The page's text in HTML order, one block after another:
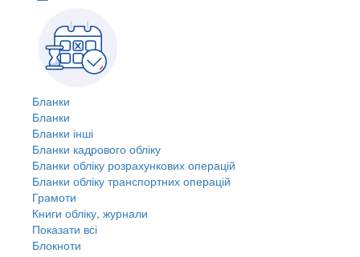
Бланки
Бланки
Бланки інші
Бланки кадрового обліку
Бланки обліку розрахункових операцій
Бланки обліку транспортних операцій
Грамоти
Книги обліку, журнали
Показати всі
Блокноти